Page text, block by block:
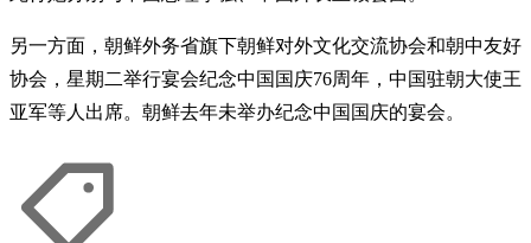
另一方面，朝鲜外务省旗下朝鲜对外文化交流协会和朝中友好
协会，星期二举行宴会纪念中国国庆76周年，中国驻朝大使王
亚军等人出席。朝鲜去年未举办纪念中国国庆的宴会。